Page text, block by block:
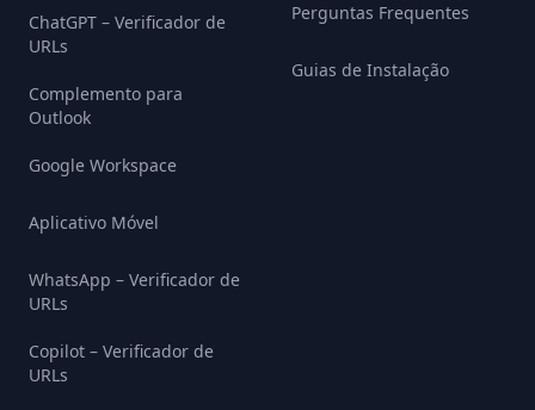
ChatGPT – Verificador de
URLs
Complemento para
Outlook
Google Workspace
Aplicativo Móvel
WhatsApp – Verificador de
URLs
Copilot – Verificador de
URLs
Perguntas Frequentes
Guias de Instalação